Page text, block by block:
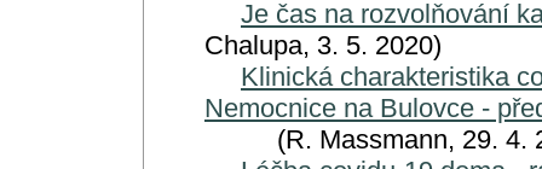
Je čas na rozvolňování
Chalupa, 3. 5. 2020)
Klinická charakteristika
Nemocnice na Bulovce -
(R. Massmann, 29. 4.